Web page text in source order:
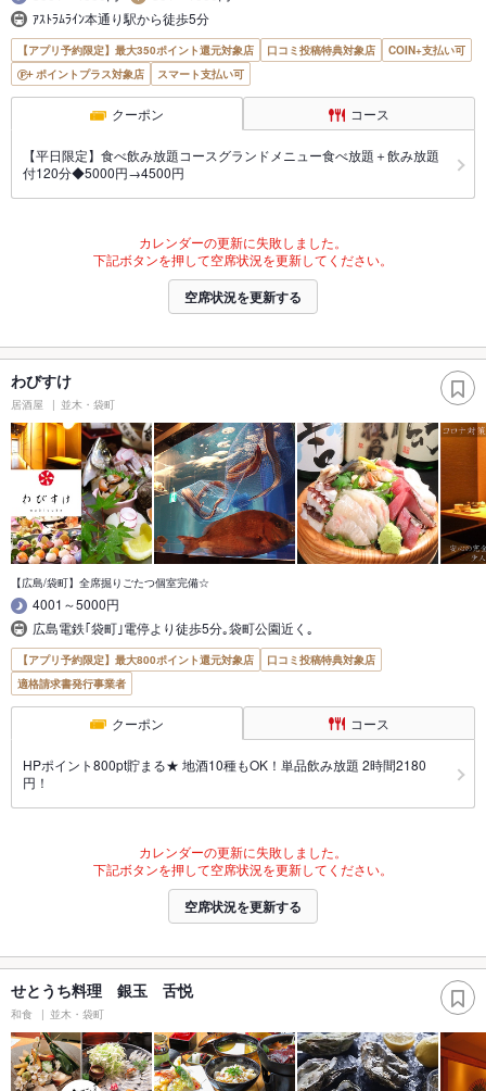
ｱｽﾄﾗﾑﾗｲﾝ本通り駅から徒歩5分
【アプリ予約限定】最大350ポイント還元対象店 口コミ投稿特典対象店
COIN+支払い可
ポイントプラス対象店
スマート支払い可
クーポン コース
【平日限定】食べ飲み放題コースグランドメニュー食べ放題＋飲み放題
付120分◆5000円→4500円
カレンダーの更新に失敗しました。
下記ボタンを押して空席状況を更新してください。
空席状況を更新する
わびすけ
居酒屋 並木・袋町
【広島/袋町】全席掘りごたつ個室完備☆
4001～5000円
広島電鉄｢袋町｣電停より徒歩5分｡袋町公園近く｡
【アプリ予約限定】最大800ポイント還元対象店
口コミ投稿特典対象店
適格請求書発行事業者
クーポン コース
HPポイント800pt貯まる★ 地酒10種もOK！単品飲み放題 2時間2180
円！
カレンダーの更新に失敗しました。
下記ボタンを押して空席状況を更新してください。
空席状況を更新する
せとうち料理 銀玉 舌悦
和食 並木・袋町